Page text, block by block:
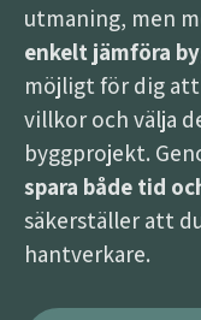
utmaning, men
enkelt jämföra
möjligt för dig
villkor och välja
byggprojekt.
spara både tid
säkerställer att
hantverkare.